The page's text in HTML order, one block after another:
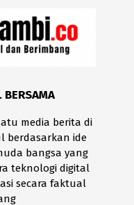
media berita di
berdasarkan ide
bangsa yang
teknologi digital
secara faktual